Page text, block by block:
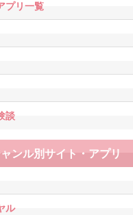
プリ一覧
談
ンル別サイト・アプリ
ル